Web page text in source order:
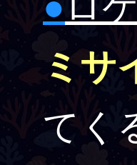
ミサ
てく